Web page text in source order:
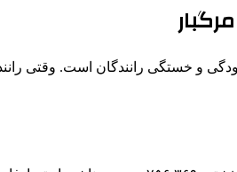
و خستگی رانندگان است. وقتی